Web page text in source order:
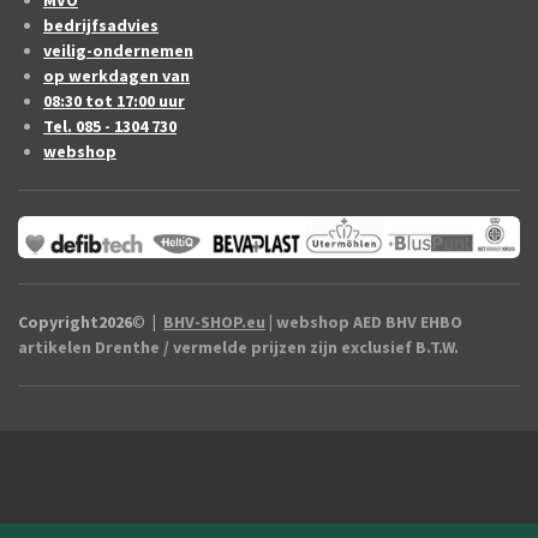
bedrijfsadvies
veilig-ondernemen
op werkdagen van
08:30 tot 17:00 uur
Tel. 085 - 1304 730
webshop
Copyright2026© | BHV-SHOP.eu | webshop AED BHV EHBO
artikelen Drenthe / vermelde prijzen zijn exclusief B.T.W.